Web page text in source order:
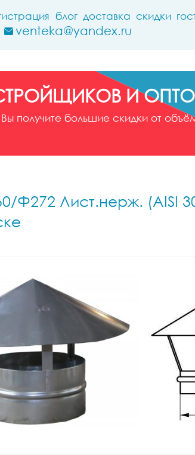
блог доставка скидки
venteka@yandex.ru
И
большие скидки от
Ф272 Лист.нерж. (AISI